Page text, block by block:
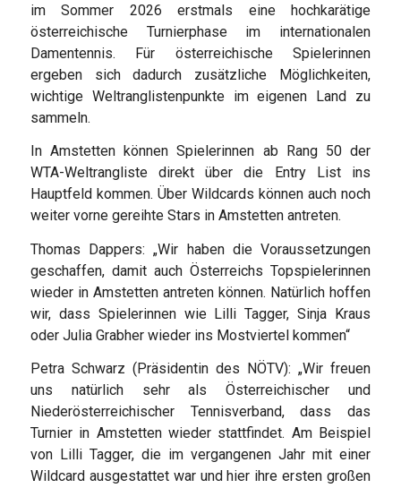
im Sommer 2026 erstmals eine hochkarätige
österreichische Turnierphase im internationalen
Damentennis. Für österreichische Spielerinnen
ergeben sich dadurch zusätzliche Möglichkeiten,
wichtige Weltranglistenpunkte im eigenen Land zu
sammeln.
In Amstetten können Spielerinnen ab Rang 50 der
WTA-Weltrangliste direkt über die Entry List ins
Hauptfeld kommen. Über Wildcards können auch noch
weiter vorne gereihte Stars in Amstetten antreten.
Thomas Dappers: „Wir haben die Voraussetzungen
geschaffen, damit auch Österreichs Topspielerinnen
wieder in Amstetten antreten können. Natürlich hoffen
wir, dass Spielerinnen wie Lilli Tagger, Sinja Kraus
oder Julia Grabher wieder ins Mostviertel kommen“
Petra Schwarz (Präsidentin des NÖTV): „Wir freuen
uns natürlich sehr als Österreichischer und
Niederösterreichischer Tennisverband, dass das
Turnier in Amstetten wieder stattfindet. Am Beispiel
von Lilli Tagger, die im vergangenen Jahr mit einer
Wildcard ausgestattet war und hier ihre ersten großen